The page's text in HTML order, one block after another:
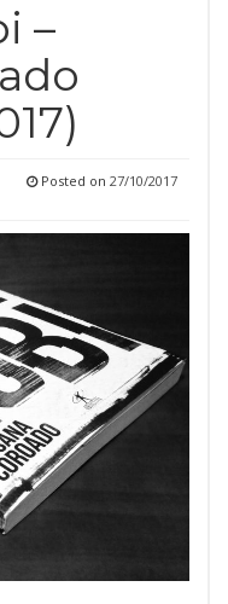
–
Posted on 27/10/2017